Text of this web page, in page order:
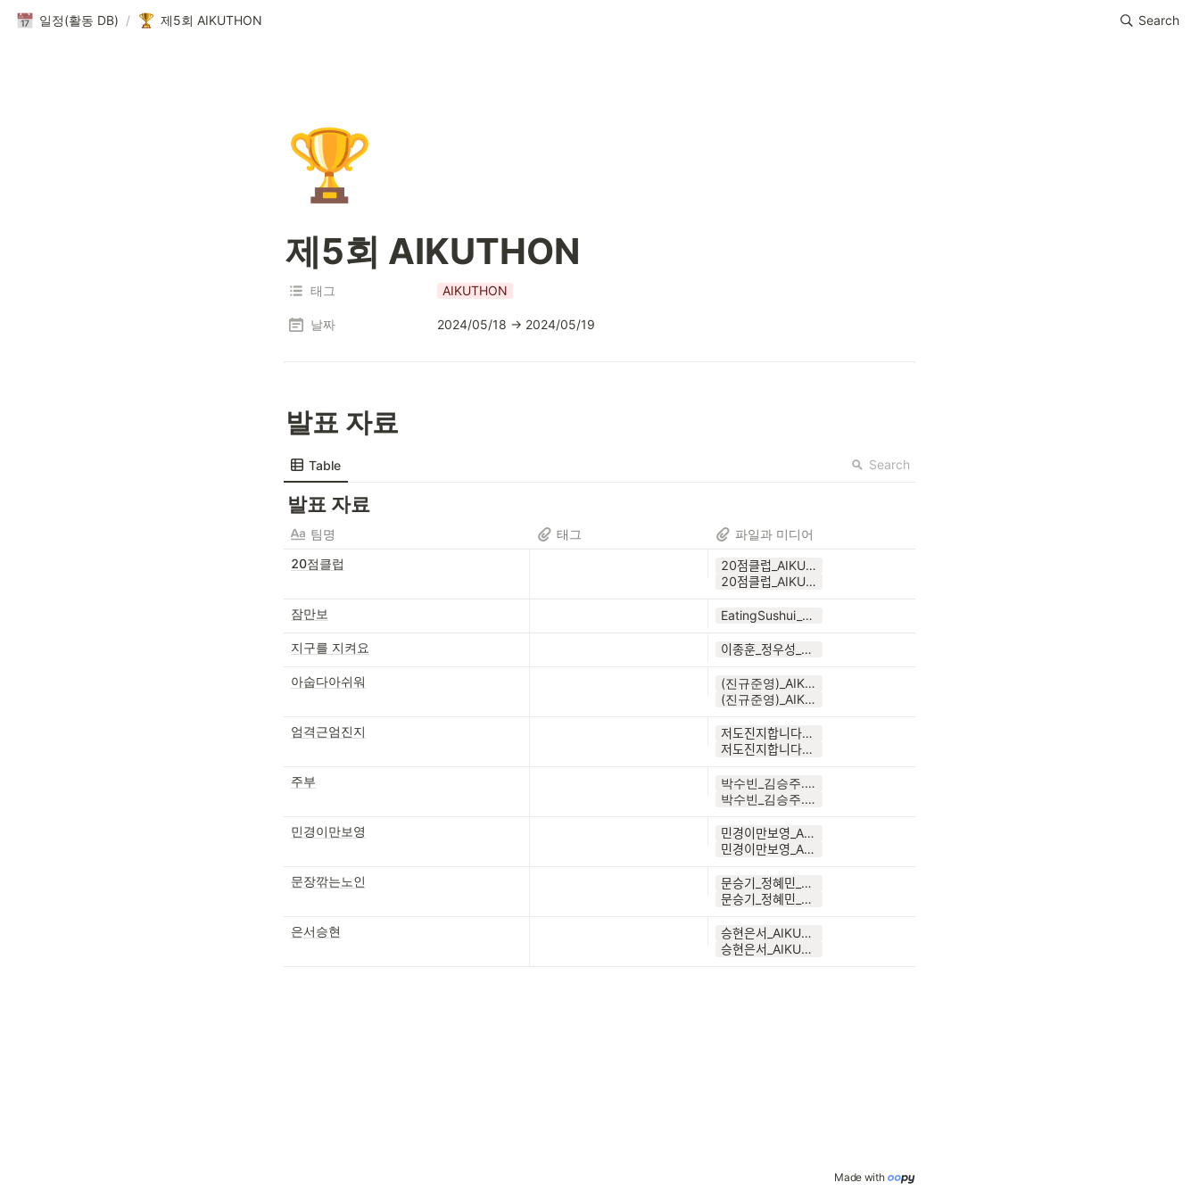
일정(활동 DB) / 제5회 AIKUTHON Search
🏆
제5회 AIKUTHON
태그 AIKUTHON
날짜 2024/05/18 → 2024/05/19
발표 자료
Table Search
발표 자료
팀명 태그
파일과 미디어
20점클럽
20점클럽_AIKUTHON5.pptx
20점클럽_AIKUTHON5.pdf
잠만보 EatingSushui_AIKUTHON5.pptx
지구를 지켜요 이종훈_정우성_AIKUTHON5.pptx
아숩다아쉬워
(진규준영)_AIKUTHON5.pptx
(진규준영)_AIKUTHON5.pdf
엄격근엄진지
저도진지합니다_AIKUTHON5.pdf
저도진지합니다_AIKUTHON5.pptx
주부
박수빈_김승주.pptx
박수빈_김승주.pdf
민경이만보영
민경이만보영_AIKUTHON5.pdf
민경이만보영_AIKUTHON5.pptx
문장깎는노인
문승기_정혜민_AIKUTHON5.pdf
문승기_정혜민_AIKUTHON5.pptx
은서승현
승현은서_AIKUTHON5.pptx
승현은서_AIKUTHON5.pdf
Made with